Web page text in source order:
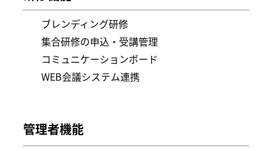
ブレンディング研修
集合研修の申込・受講管理
コミュニケーションボード
WEB会議システム連携
管理者機能